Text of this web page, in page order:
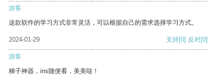
游客
这款软件的学习方式非常灵活，可以根据自己的需求选择学习方式。
2024-01-29 支持[0] 反对[0]
游客
梯子神器，ins随便看，美美哒！